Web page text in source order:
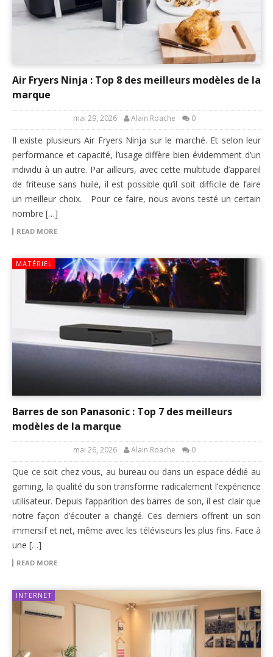
Air Fryers Ninja : Top 8 des meilleurs modèles de la
marque
mai 29, 2026 Alain Roache 0
Il existe plusieurs Air Fryers Ninja sur le marché. Et selon leur
performance et capacité, l’usage diffère bien évidemment d’un
individu à un autre. Par ailleurs, avec cette multitude d’appareil
de friteuse sans huile, il est possible qu’il soit difficile de faire
un meilleur choix. Pour ce faire, nous avons testé un certain
nombre […]
READ MORE
MATÉRIEL
Barres de son Panasonic : Top 7 des meilleurs
modèles de la marque
mai 26, 2026 Alain Roache 0
Que ce soit chez vous, au bureau ou dans un espace dédié au
gaming, la qualité du son transforme radicalement l’expérience
utilisateur. Depuis l’apparition des barres de son, il est clair que
notre façon d’écouter a changé. Ces derniers offrent un son
immersif et net, même avec les téléviseurs les plus fins. Face à
une […]
READ MORE
INTERNET